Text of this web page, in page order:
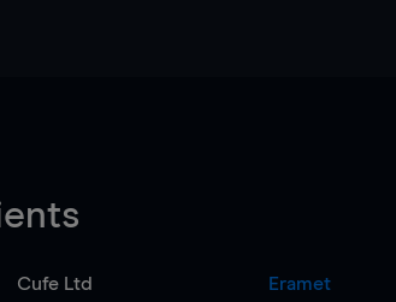
Cufe Ltd
Eramet